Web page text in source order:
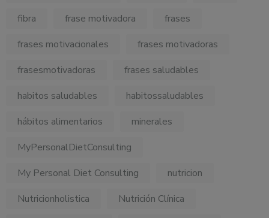
fibra
frase motivadora
frases
frases motivacionales
frases motivadoras
frasesmotivadoras
frases saludables
habitos saludables
habitossaludables
hábitos alimentarios
minerales
MyPersonalDietConsulting
My Personal Diet Consulting
nutricion
Nutricionholistica
Nutrición Clínica